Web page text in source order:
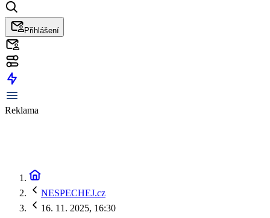
Přihlášení
Reklama
NESPECHEJ.cz
16. 11. 2025, 16:30